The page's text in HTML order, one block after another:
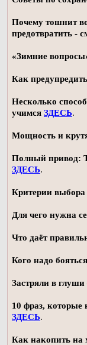
Почему тошнит
предотвратить -
«Зимние
Как
Несколько
учимся ЗДЕСЬ.
Мощность и
Полный привод:
ЗДЕСЬ.
Критерии
Для чего нужна
Что даёт
Кого надо
Застряли в глуши
10 фраз, которые
ЗДЕСЬ.
Как накопить на